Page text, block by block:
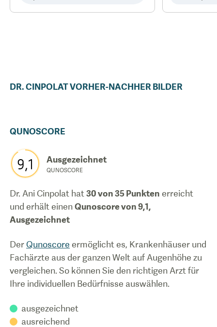
DR.CINPOLATVORHER-NACHHER BILDER
QUNOSCORE
9,1 Ausgezeichnet
QUNOSCORE
Dr. Ani Cinpolat hat 30von 35 Punkten erreicht
und erhält einenQunoscore von9,1,
Ausgezeichnet
Der Qunoscore ermöglicht es, Krankenhäuser und
Fachärzte aus der ganzen Welt auf Augenhöhe zu
vergleichen. So können Sie den richtigen Arzt für
Ihre individuellen Bedürfnisse auswählen.
ausgezeichnet
ausreichend